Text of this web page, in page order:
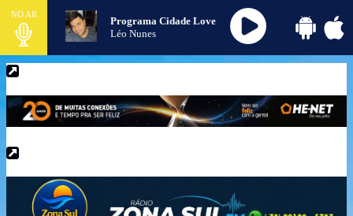
NO AR
Programa Cidade Love
Léo Nunes